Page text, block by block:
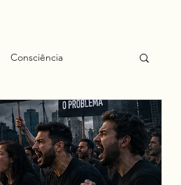
Consciência